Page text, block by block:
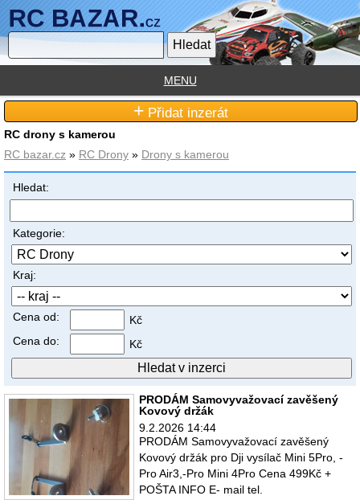
RC drony s kamerou
Hledat:
Kategorie:
Kraj:
Cena od:
Kč
Cena do:
Kč
PRODÁM Samovyvažovací zavěšený
Kovový držák
9.2.2026 14:44
PRODÁM Samovyvažovací zavěšený
Kovový držák pro Dji vysílač Mini 5Pro, -
Pro Air3,-Pro Mini 4Pro Cena 499Kč +
POŠTA INFO E- mail tel.
RC bazar.cz » RC Drony » Drony s kamerou
MENU
+ Přidat inzerát